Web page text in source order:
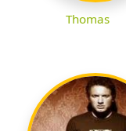
Thomas